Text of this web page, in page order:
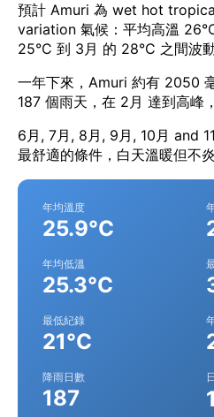
預計 Amuri 為 wet hot
variation 氣候：平均高溫
25°C 到 3月 的 28°C 之間波動
一年下來，Amuri 約有 2050
187 個雨天，在 2月 達到高峰
6月, 7月, 8月, 9月, 10月 and
最舒適的條件，白天溫暖但不
年均溫度
25.9°C
年均低溫
25.3°C
最低紀錄
21°C
降雨日數
187